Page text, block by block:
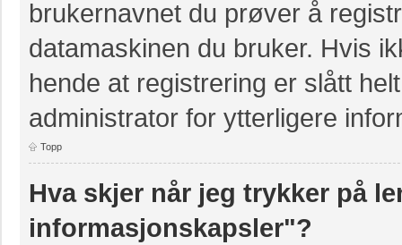
brukernavnet du prøver å
datamaskinen du bruker. Hvis
hende at registrering er slått
administrator for ytterligere
Topp
Hva skjer når jeg trykker på
informasjonskapsler"?